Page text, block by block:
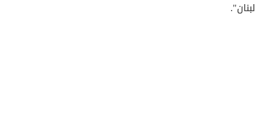
لبنان".